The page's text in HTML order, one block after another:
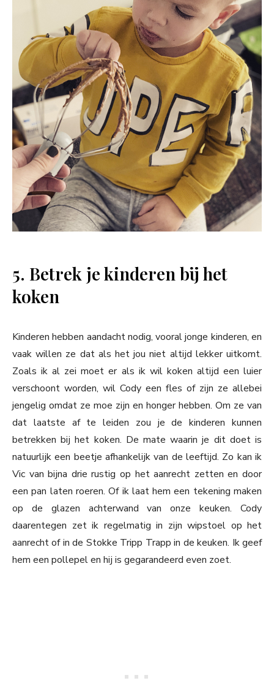
5. Betrek je kinderen bij het
koken
Kinderen hebben aandacht nodig, vooral jonge kinderen, en
vaak willen ze dat als het jou niet altijd lekker uitkomt.
Zoals ik al zei moet er als ik wil koken altijd een luier
verschoont worden, wil Cody een fles of zijn ze allebei
jengelig omdat ze moe zijn en honger hebben. Om ze van
dat laatste af te leiden zou je de kinderen kunnen
betrekken bij het koken. De mate waarin je dit doet is
natuurlijk een beetje afhankelijk van de leeftijd. Zo kan ik
Vic van bijna drie rustig op het aanrecht zetten en door
een pan laten roeren. Of ik laat hem een tekening maken
op de glazen achterwand van onze keuken. Cody
daarentegen zet ik regelmatig in zijn wipstoel op het
aanrecht of in de Stokke Tripp Trapp in de keuken. Ik geef
hem een pollepel en hij is gegarandeerd even zoet.